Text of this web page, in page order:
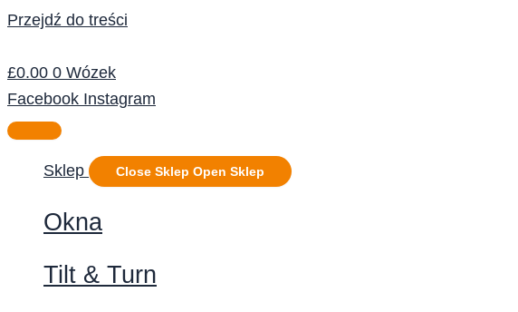
Przejdź do treści
£0.00 0 Wózek
Facebook Instagram
Sklep Close Sklep Open Sklep
Okna
Tilt & Turn